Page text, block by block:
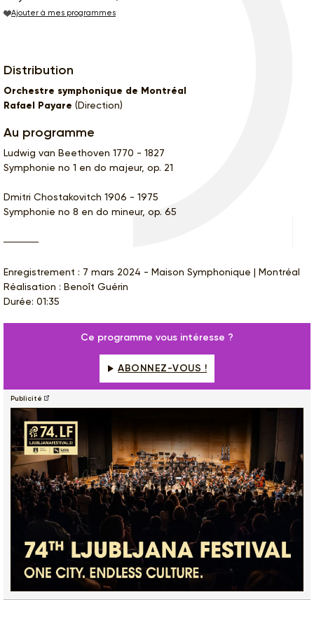
Ajouter à mes programmes
Distribution
Orchestre symphonique de Montréal
Rafael Payare (Direction)
Au programme
Ludwig van Beethoven 1770 - 1827
Symphonie no 1 en do majeur, op. 21
Dmitri Chostakovitch 1906 - 1975
Symphonie no 8 en do mineur, op. 65
Enregistrement : 7 mars 2024 - Maison Symphonique | Montréal
Réalisation : Benoît Guérin
Durée: 01:35
Ce programme vous intéresse ?
ABONNEZ-VOUS !
Publicité